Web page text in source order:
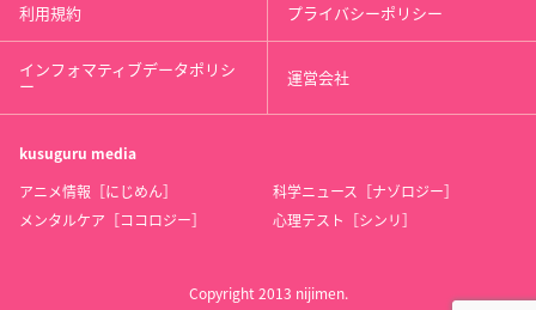
利用規約 プライバシーポリシー
インフォマティブデータポリシ
ー 運営会社
kusuguru media
アニメ情報［にじめん］
科学ニュース［ナゾロジー］
メンタルケア［ココロジー］
心理テスト［シンリ］
Copyright 2013 nijimen.